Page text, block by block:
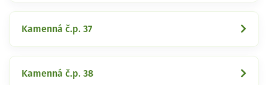
Kamenná č.p. 37
Kamenná č.p. 38